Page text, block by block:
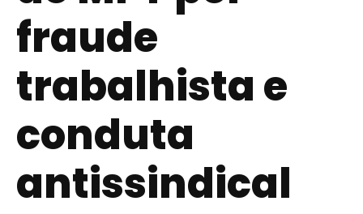
fraude
trabalhista e
conduta
antissindical